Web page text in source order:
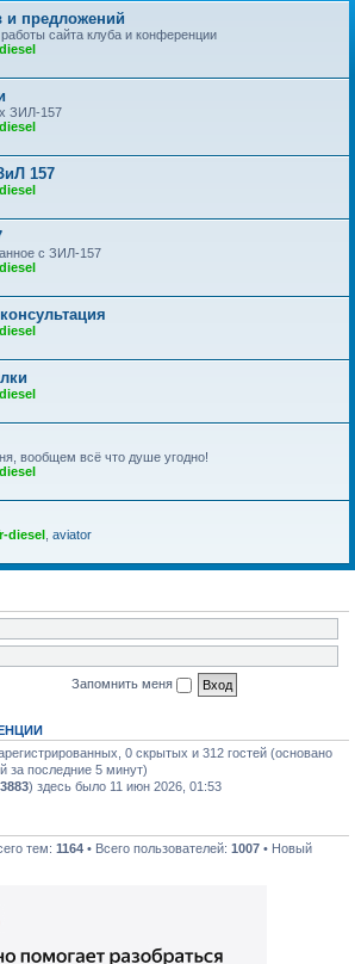
и предложений
сайта клуба и конференции
ЗИЛ-157
157
с ЗИЛ-157
вообщем всё что душе угодно!
diesel aviator
Запомнить меня
0 скрытых и 312 гостей (основано
за последние 5 минут)
3883) здесь было 11 июн 2026, 01:53
тем: 1164 • Всего пользователей: 1007 • Новый